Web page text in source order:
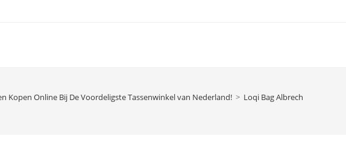
Kopen Online Bij De Voordeligste Tassenwinkel van Nederland! > Loqi Bag Albrecht Dürer